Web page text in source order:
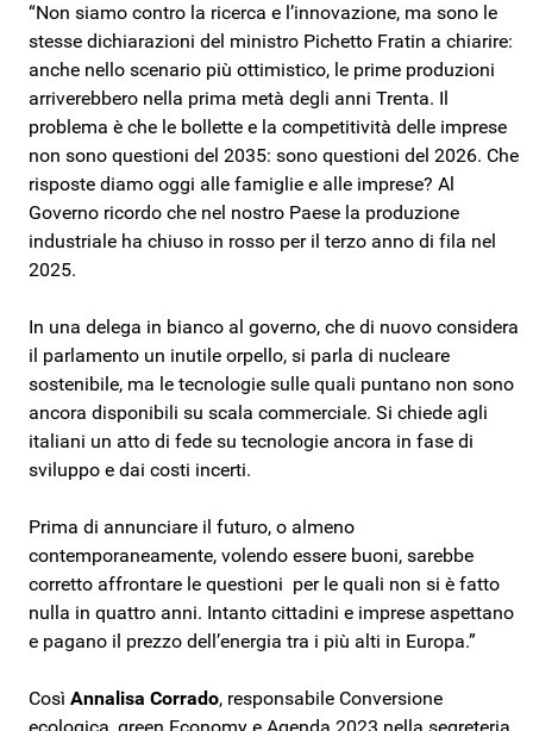
“Non siamo contro la ricerca e l’innovazione, ma sono le
stesse dichiarazioni del ministro Pichetto Fratin a chiarire:
anche nello scenario più ottimistico, le prime produzioni
arriverebbero nella prima metà degli anni Trenta. Il
problema è che le bollette e la competitività delle imprese
non sono questioni del 2035: sono questioni del 2026. Che
risposte diamo oggi alle famiglie e alle imprese? Al
Governo ricordo che nel nostro Paese la produzione
industriale ha chiuso in rosso per il terzo anno di fila nel
2025.
In una delega in bianco al governo, che di nuovo considera
il parlamento un inutile orpello, si parla di nucleare
sostenibile, ma le tecnologie sulle quali puntano non sono
ancora disponibili su scala commerciale. Si chiede agli
italiani un atto di fede su tecnologie ancora in fase di
sviluppo e dai costi incerti.
Prima di annunciare il futuro, o almeno
contemporaneamente, volendo essere buoni, sarebbe
corretto affrontare le questioni per le quali non si è fatto
nulla in quattro anni. Intanto cittadini e imprese aspettano
e pagano il prezzo dell’energia tra i più alti in Europa.”
Così Annalisa Corrado, responsabile Conversione